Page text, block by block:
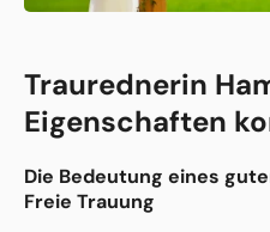
Traurednerin
Eigenschaften
Die Bedeutung eines
Freie Trauung